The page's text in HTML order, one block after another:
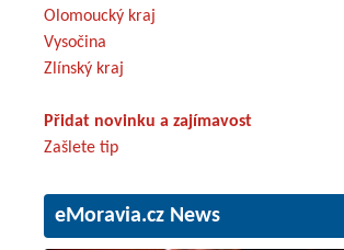
Olomoucký kraj
Vysočina
Zlínský kraj
Přidat novinku a zajímavost
Zašlete tip
eMoravia.cz News